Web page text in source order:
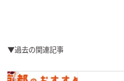
▼過去の関連記事